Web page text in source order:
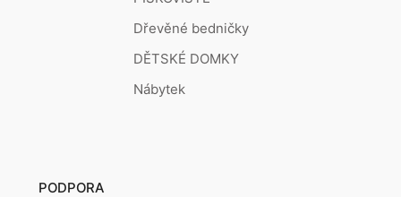
Dřevěné bedničky
DĚTSKÉ DOMKY
Nábytek
PODPORA